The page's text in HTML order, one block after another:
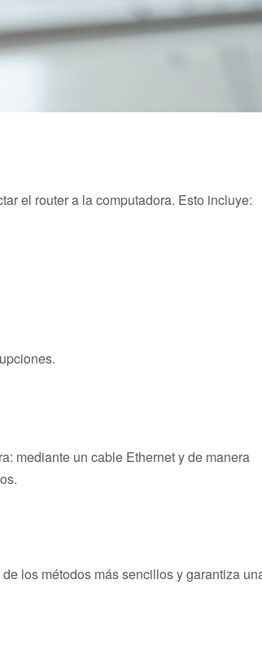
el router a la computadora. Esto incluye:
mediante un cable Ethernet y de manera
los métodos más sencillos y garantiza